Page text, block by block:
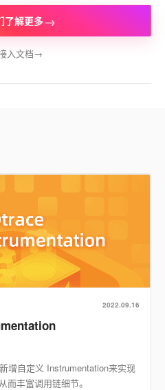
了解更多→
入文档→
2022.09.16
增自定义 Instrumentation来实现
而丰富调用链细节。